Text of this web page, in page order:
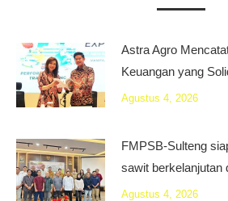
Astra Agro
Keuangan yang
Agustus 4, 2026
FMPSB-Sulteng
sawit berkelanjutan
Agustus 4, 2026